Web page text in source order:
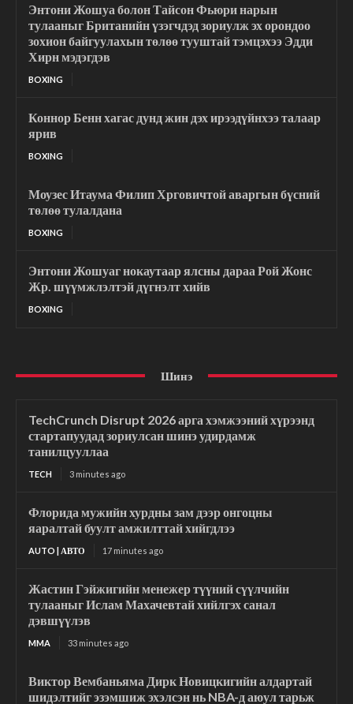
Энтони Жошуа болон Тайсон Фьюри нарын
тулааныг Британийн үзэгчдэд зориулж эх орондоо
зохион байгуулахын төлөө тууштай тэмцэхээ Эдди
Хирн мэдэгдэв
BOXING
Коннор Бенн хагас дунд жин дэх ирээдүйнхээ талаар
ярив
BOXING
Моузес Итаума Филип Хрговичтой аваргын бүсний
төлөө тулалдана
BOXING
Энтони Жошуаг нокаутаар ялсны дараа Рой Жонс
Жр. шүүмжлэлтэй дүгнэлт хийв
BOXING
Шинэ
TechCrunch Disrupt 2026 арга хэмжээний хүрээнд
стартапуудад зориулсан шинэ удирдамж
танилцууллаа
TECH 3 minutes ago
Флорида мужийн хурдны зам дээр онгоцны
яаралтай буулт амжилттай хийгдлээ
AUTO | АВТО 17 minutes ago
Жастин Гэйжигийн менежер түүний сүүлчийн
тулааныг Ислам Махачевтай хийлгэх санал
дэвшүүлэв
MMA 33 minutes ago
Виктор Вембаньяма Дирк Новицкигийн алдартай
шидэлтийг эзэмшиж эхэлсэн нь NBA-д аюул тарьж